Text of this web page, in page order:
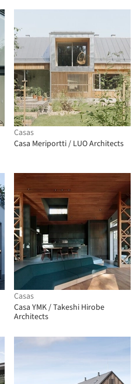
Casas
Casa Meriportti / LUO Architects
Casas
Casa YMK / Takeshi Hirobe
Architects